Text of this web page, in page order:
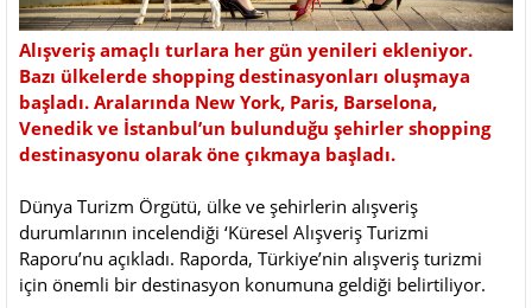
Alışveriş amaçlı turlara her gün yenileri ekleniyor.
Bazı ülkelerde shopping destinasyonları oluşmaya
başladı. Aralarında New York, Paris, Barselona,
Venedik ve İstanbul’un bulunduğu şehirler shopping
destinasyonu olarak öne çıkmaya başladı.
Dünya Turizm Örgütü, ülke ve şehirlerin alışveriş
durumlarının incelendiği ‘Küresel Alışveriş Turizmi
Raporu’nu açıkladı. Raporda, Türkiye’nin alışveriş turizmi
için önemli bir destinasyon konumuna geldiği belirtiliyor.